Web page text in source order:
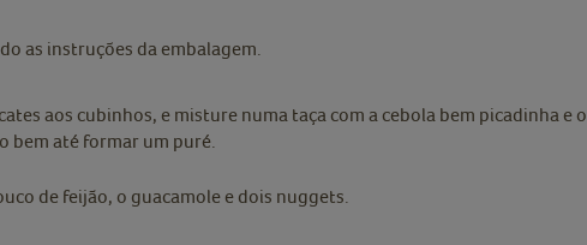
as instruções da embalagem.
aos cubinhos, e misture numa taça com a cebola bem picadinha e o
bem até formar um puré.
de feijão, o guacamole e dois nuggets.